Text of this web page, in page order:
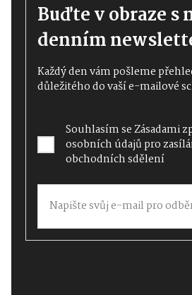
Buďte v obraze s
denním
Každý den vám pošleme
důležitého do vaší e-mailové
Souhlasím seZásadami
osobních údajůpro
obchodních sdělení